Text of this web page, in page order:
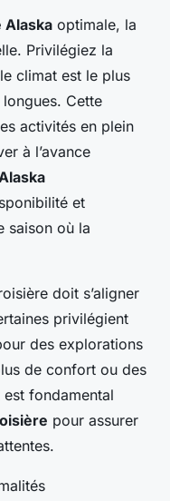
Alaska optimale, la
Privilégiez la
climat est le plus
Cette
activités en plein
à l’avance
et
saison où la
doit s’aligner
privilégient
des explorations
de confort ou des
fondamental
pour assurer